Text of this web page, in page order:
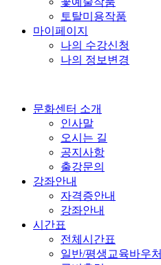
토탈미용작품
마이페이지
나의 수강신청
나의 정보변경
문화센터 소개
인사말
오시는 길
공지사항
출강문의
강좌안내
자격증안내
강좌안내
시간표
전체시간표
일반/평생교육바우처